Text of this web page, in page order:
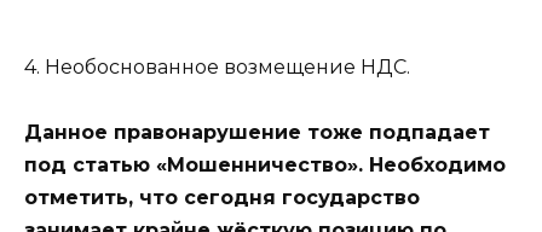
4. Необоснованное возмещение НДС.
Данное правонарушение тоже подпадает
под статью «Мошенничество». Необходимо
отметить, что сегодня государство